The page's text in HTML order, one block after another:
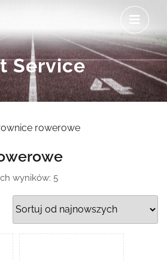
Service
rowerowe
wyników: 5Posortowane
według
najnowszych